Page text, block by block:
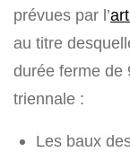
prévues par l’
au titre
durée ferme de
triennale :
Les baux